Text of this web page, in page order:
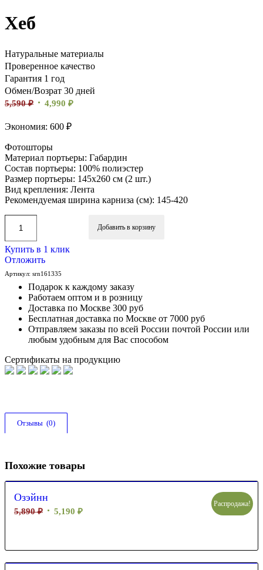
Хеб
Натуральные материалы
Проверенное качество
Гарантия 1 год
Обмен/Возрат 30 дней
5,590₽ 4,990 ₽
Экономия: 600 ₽
Фотошторы
Материал портьеры: Габардин
Состав портьеры: 100% полиэстер
Размер портьеры: 145х260 см (2 шт.)
Вид крепления: Лента
Рекомендуемая ширина карниза (см): 145-420
Добавить в корзину
Купить в 1 клик
Отложить
Артикул: srn161335
Подарок к каждому заказу
Работаем оптом и в розницу
Доставка по Москве 300 руб
Бесплатная доставка по Москве от 7000 руб
Отправляем заказы по всей России почтой России или
любым удобным для Вас способом
Сертификаты на продукцию
Отзывы  (0)
Похожие товары
Озэйнн
5,890₽ 5,190 ₽
Распродажа!